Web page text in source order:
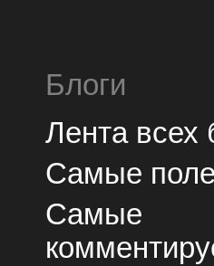
Блоги
Лента всех
Самые
Самые